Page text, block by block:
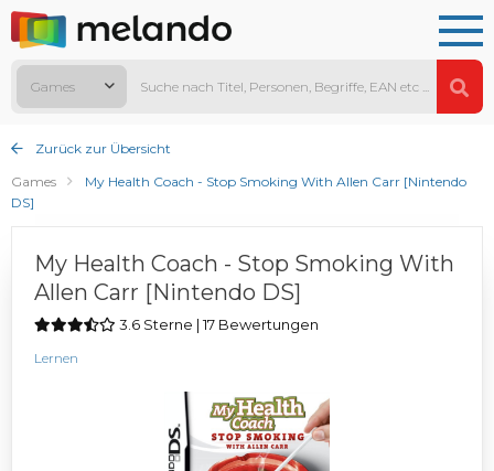
Games
Zurück zur Übersicht
Games
My Health Coach - Stop Smoking With Allen Carr [Nintendo
DS]
My Health Coach - Stop Smoking With
Allen Carr [Nintendo DS]
3.6 Sterne | 17 Bewertungen
Lernen